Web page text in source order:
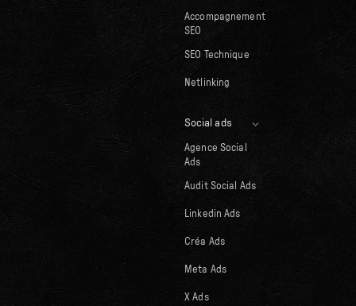
Accompagnement
SEO
SEO Technique
Netlinking
Social ads
Agence Social
Ads
Audit Social Ads
Linkedin Ads
Créa Ads
Meta Ads
X Ads